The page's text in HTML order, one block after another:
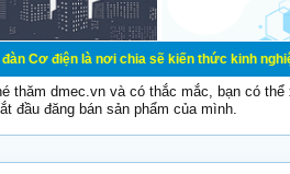
nơi chia sẽ kiến thức kinh nghiệm trong
thăm dmec.vn và có thắc mắc, bạn có
đầu đăng bán sản phẩm của mình.